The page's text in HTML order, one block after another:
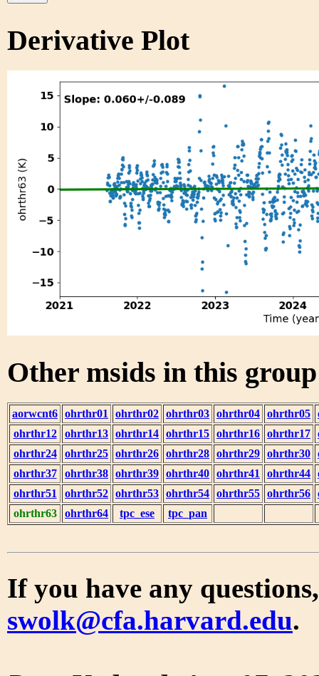
Derivative Plot
Other msids in this
aorwcnt6 ohrthr01 ohrthr02 ohrthr03 ohrthr04 ohrthr05
ohrthr12
ohrthr13 ohrthr14 ohrthr15 ohrthr16 ohrthr17
ohrthr24
ohrthr25 ohrthr26 ohrthr28 ohrthr29 ohrthr30
ohrthr37
ohrthr38 ohrthr39 ohrthr40 ohrthr41 ohrthr44
ohrthr51
ohrthr52 ohrthr53 ohrthr54 ohrthr55 ohrthr56
ohrthr63
ohrthr64 tpc_ese tpc_pan
If you have any
swolk@cfa.harvard.edu.